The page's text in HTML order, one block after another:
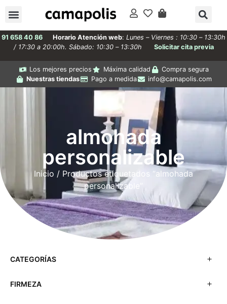
91 658 40 86 Horario Atención web: Lunes – Viernes : 10:30 – 13:30h
/ 17:30 a 20:00h. Sábado: 10:30 – 13:30h
Solicitar cita previa
Los mejores precios Máxima calidad
Compra segura
Nuestras tiendas
Pago a medida info@camapolis.com
almohada
personalizable
Inicio / Productos etiquetados “almohada
personalizable”
CATEGORÍAS
FIRMEZA